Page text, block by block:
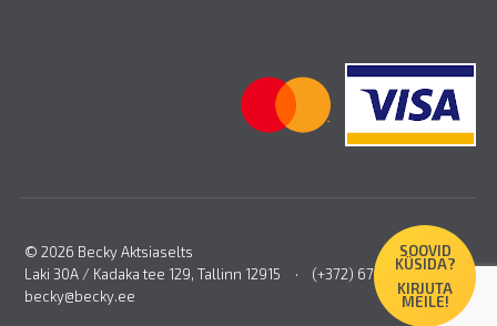
SOOVID
KÜSIDA?
KIRJUTA
MEILE!
© 2026 Becky Aktsiaselts
Laki 30A / Kadaka tee 129, Tallinn 12915
(+372) 670 6880
becky@becky.ee